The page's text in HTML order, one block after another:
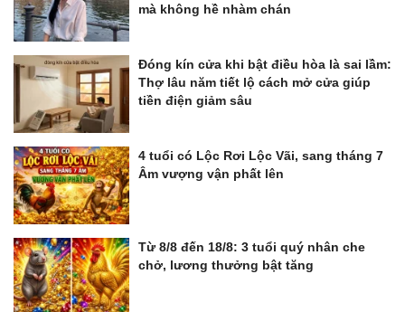
mà không hề nhàm chán
Đóng kín cửa khi bật điều hòa là sai lầm:
Thợ lâu năm tiết lộ cách mở cửa giúp
tiền điện giảm sâu
4 tuổi có Lộc Rơi Lộc Vãi, sang tháng 7
Âm vượng vận phất lên
Từ 8/8 đến 18/8: 3 tuổi quý nhân che
chở, lương thưởng bật tăng